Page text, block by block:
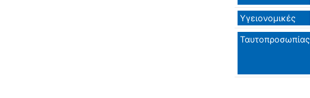
Υγειονομικές
Ταυτοπροσωπίας